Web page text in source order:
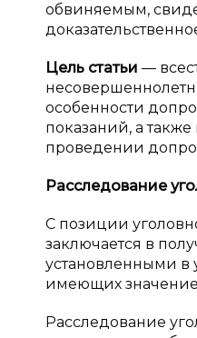
обвиняемым,
Цель статьи —
особенности
показаний, а
проведении
Расследование
С позиции
заключается в
установленными в
имеющих
Расследование